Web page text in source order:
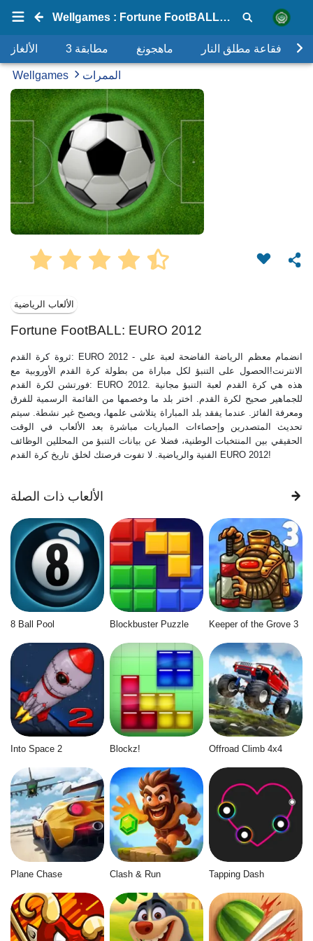
Wellgames : Fortune FootBALL: EURO 2012
الألغاز مطابقة 3 ماهجونغ فقاعة مطلق النار
Wellgames الممرات
الألعاب الرياضية
Fortune FootBALL: EURO 2012
ثروة كرة القدم: EURO 2012 - انضمام معظم الرياضة الفاضحة لعبة على
الانترنت!الحصول على التنبؤ لكل مباراة من بطولة كرة القدم الأوروبية مع
فورتشن لكرة القدم: EURO 2012. هذه هي كرة القدم لعبة التنبؤ مجانية
للجماهير صحيح لكرة القدم. اختر بلد ما وخصمها من القائمة الرسمية للفرق
ومعرفة الفائز. عندما يفقد بلد المباراة يتلاشى علمها، ويصبح غير نشطة. سيتم
تحديث المتصدرين وإحصاءات المباريات مباشرة بعد الألعاب في الوقت
الحقيقي بين المنتخبات الوطنية، فضلا عن بيانات التنبؤ من المحللين الوظائف
الفنية والرياضية. لا تفوت فرصتك لخلق تاريخ كرة القدم EURO 2012!
الألعاب ذات الصلة
8 Ball Pool Blockbuster Puzzle Keeper of the Grove 3
Into Space 2 Blockz! Offroad Climb 4x4
Plane Chase Clash & Run Tapping Dash